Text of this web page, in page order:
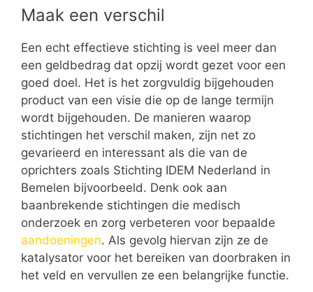
Maak een verschil
Een echt effectieve stichting is veel meer dan
een geldbedrag dat opzij wordt gezet voor een
goed doel. Het is het zorgvuldig bijgehouden
product van een visie die op de lange termijn
wordt bijgehouden. De manieren waarop
stichtingen het verschil maken, zijn net zo
gevarieerd en interessant als die van de
oprichters zoals Stichting IDEM Nederland in
Bemelen bijvoorbeeld. Denk ook aan
baanbrekende stichtingen die medisch
onderzoek en zorg verbeteren voor bepaalde
aandoeningen. Als gevolg hiervan zijn ze de
katalysator voor het bereiken van doorbraken in
het veld en vervullen ze een belangrijke functie.